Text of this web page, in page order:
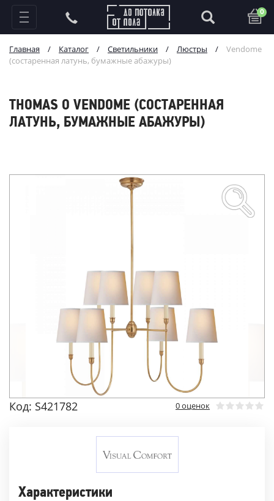
0
Главная / Каталог / Светильники / Люстры /
Vendome
(состаренная латунь, бумажные абажуры)
THOMAS O VENDOME (СОСТАРЕННАЯ
ЛАТУНЬ, БУМАЖНЫЕ АБАЖУРЫ)
Код: S421782 0 оценок
Характеристики